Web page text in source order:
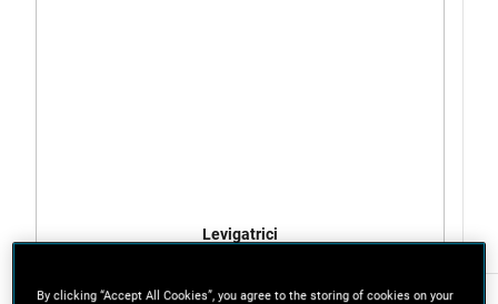
Levigatrici
By clicking “Accept All Cookies”, you agree to the storing of cookies on your